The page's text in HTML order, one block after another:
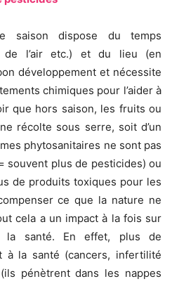
saison dispose du temps
de l’air etc.) et du lieu (en
développement et nécessite
chimiques pour l’aider à
que hors saison, les fruits ou
récolte sous serre, soit d’un
phytosanitaires ne sont pas
souvent plus de pesticides) ou
de produits toxiques pour les
ce que la nature ne
cela a un impact à la fois sur
la santé. En effet, plus de
à la santé (cancers, infertilité
pénètrent dans les nappes